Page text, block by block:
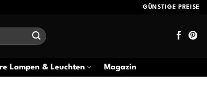
GÜNSTIGE PREISE
Lampen & Leuchten Magazin